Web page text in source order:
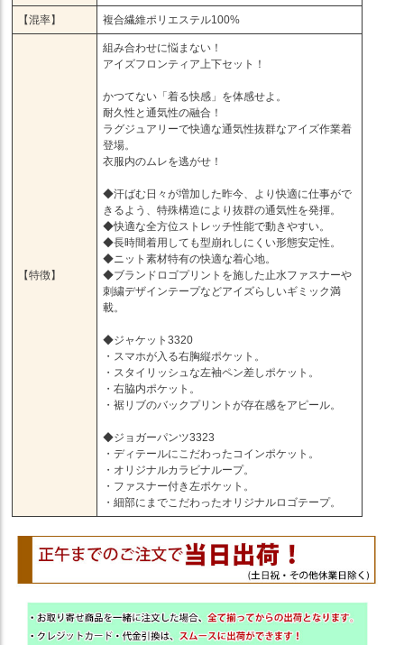
【混率】 複合繊維ポリエステル100%
【特徴】
組み合わせに悩まない！
アイズフロンティア上下セット！
かつてない「着る快感」を体感せよ。
耐久性と通気性の融合！
ラグジュアリーで快適な通気性抜群なアイズ作業着
登場。
衣服内のムレを逃がせ！
◆汗ばむ日々が増加した昨今、より快適に仕事がで
きるよう、特殊構造により抜群の通気性を発揮。
◆快適な全方位ストレッチ性能で動きやすい。
◆長時間着用しても型崩れしにくい形態安定性。
◆ニット素材特有の快適な着心地。
◆ブランドロゴプリントを施した止水ファスナーや
刺繍デザインテープなどアイズらしいギミック満
載。
◆ジャケット3320
・スマホが入る右胸縦ポケット。
・スタイリッシュな左袖ペン差しポケット。
・右脇内ポケット。
・裾リブのバックプリントが存在感をアピール。
◆ジョガーパンツ3323
・ディテールにこだわったコインポケット。
・オリジナルカラビナループ。
・ファスナー付き左ポケット。
・細部にまでこだわったオリジナルロゴテープ。